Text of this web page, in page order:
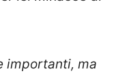
importanti, ma